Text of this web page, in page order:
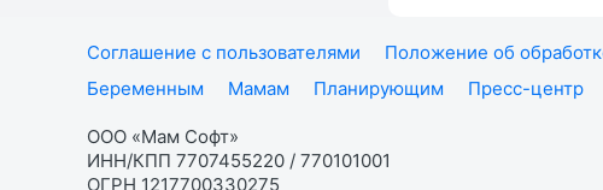
Соглашение с пользователями Положение об
Беременным
Мамам Планирующим Пресс-центр
ООО «Мам Софт»
ИНН/КПП 7707455220 / 770101001
ОГРН 1217700330275